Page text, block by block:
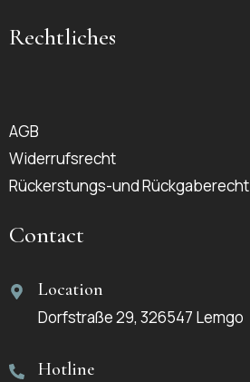
Rechtliches
AGB
Widerrufsrecht
Rückerstungs-und Rückgaberecht
Contact
Location
Dorfstraße 29, 326547 Lemgo
Hotline